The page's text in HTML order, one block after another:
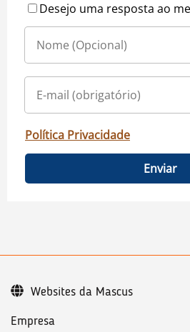
Desejo uma resposta ao
Política Privacidade
Enviar
Empresa
Websites da Mascus